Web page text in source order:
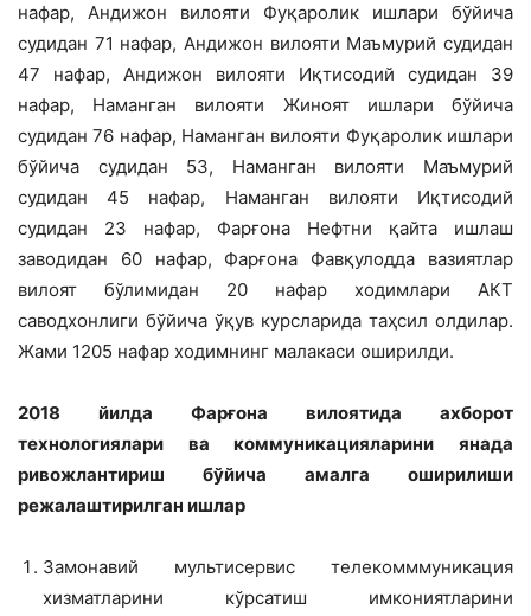
нафар, Андижон вилояти Фуқаролик ишлари бўйича
судидан 71 нафар, Андижон вилояти Маъмурий судидан
47 нафар, Андижон вилояти Иқтисодий судидан 39
нафар, Наманган вилояти Жиноят ишлари бўйича
судидан 76 нафар, Наманган вилояти Фуқаролик ишлари
бўйича судидан 53, Наманган вилояти Маъмурий
судидан 45 нафар, Наманган вилояти Иқтисодий
судидан 23 нафар, Фарғона Нефтни қайта ишлаш
заводидан 60 нафар, Фарғона Фавқулодда вазиятлар
вилоят бўлимидан 20 нафар ходимлари АКТ
саводхонлиги бўйича ўқув курсларида таҳсил олдилар.
Жами 1205 нафар ходимнинг малакаси оширилди.
2018 йилда Фарғона вилоятида ахборот
технологиялари ва коммуникацияларини янада
ривожлантириш бўйича амалга оширилиши
режалаштирилган ишлар
Замонавий мультисервис телекомммуникация
хизматларини кўрсатиш имкониятларини